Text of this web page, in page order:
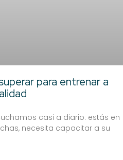
para entrenar a
casi a diario: estás en
necesita capacitar a su